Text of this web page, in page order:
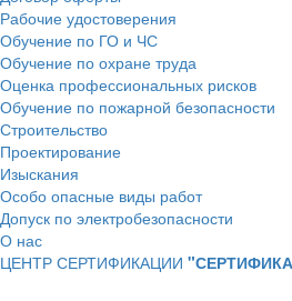
Рабочие удостоверения
Обучение по ГО и ЧС
Обучение по охране труда
Оценка профессиональных рисков
Обучение по пожарной безопасности
Строительство
Проектирование
Изыскания
Особо опасные виды работ
Допуск по электробезопасности
О нас
ЦЕНТР СЕРТИФИКАЦИИ